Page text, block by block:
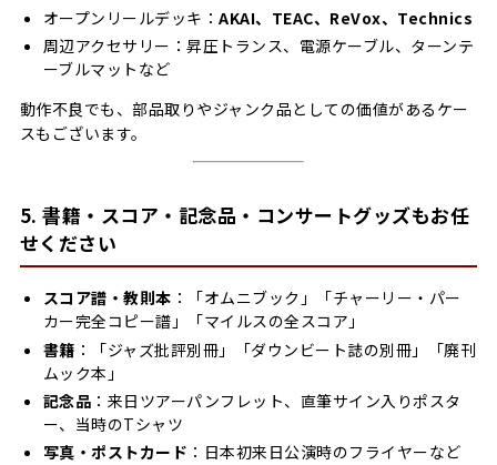
オープンリールデッキ：AKAI、TEAC、ReVox、Technics
周辺アクセサリー：昇圧トランス、電源ケーブル、ターンテ
ーブルマットなど
動作不良でも、部品取りやジャンク品としての価値があるケー
スもございます。
5. 書籍・スコア・記念品・コンサートグッズもお任
せください
スコア譜・教則本 ：「オムニブック」「チャーリー・パー
カー完全コピー譜」「マイルスの全スコア」
書籍 ：「ジャズ批評別冊」「ダウンビート誌の別冊」「廃刊
ムック本」
記念品 ：来日ツアーパンフレット、直筆サイン入りポスタ
ー、当時のTシャツ
写真・ポストカード ：日本初来日公演時のフライヤーなど